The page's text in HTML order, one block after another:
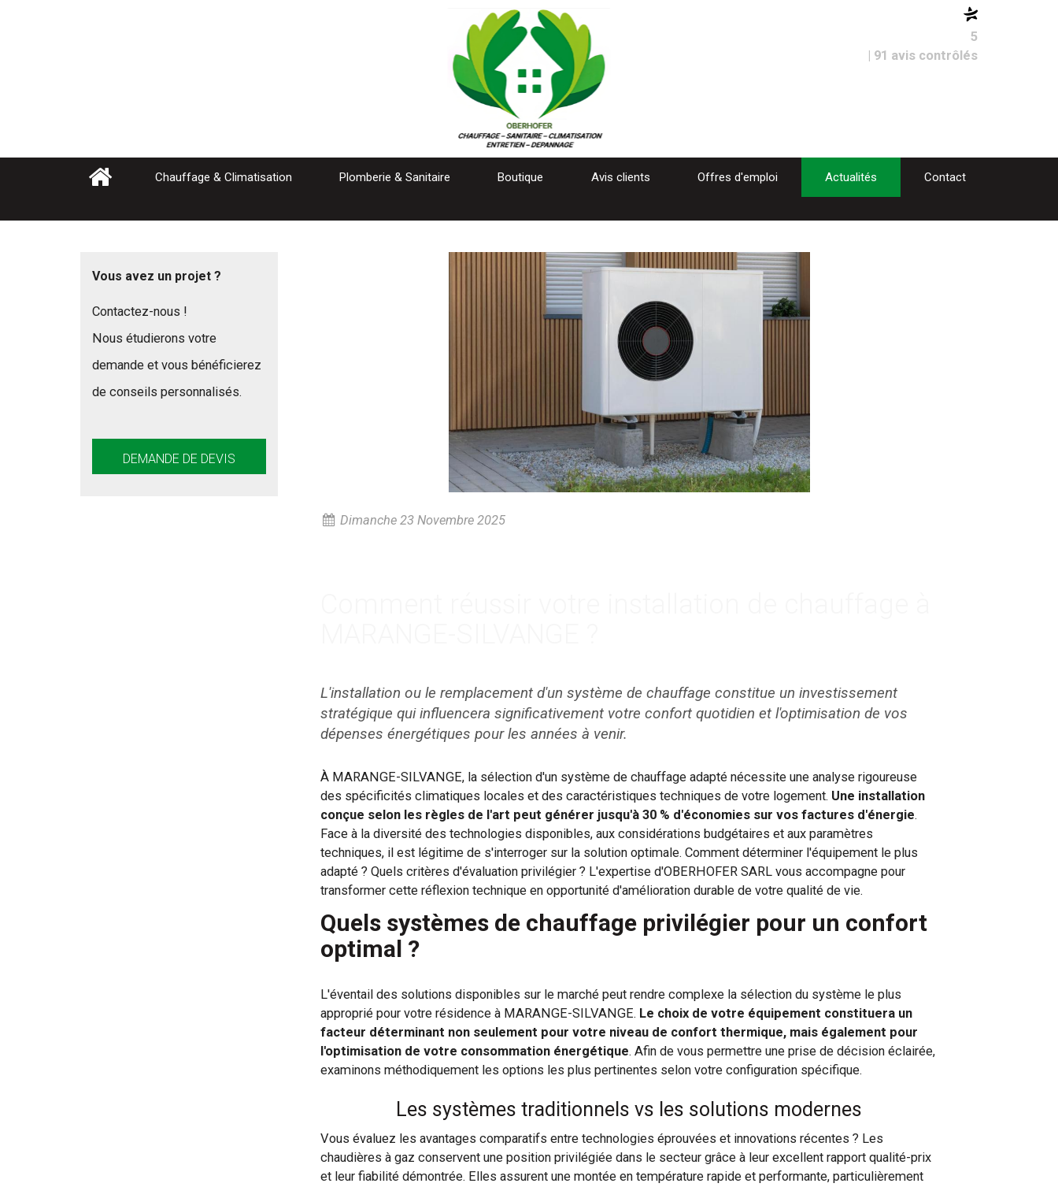
5
| 91 avis contrôlés
Chauffage & Climatisation Plomberie & Sanitaire Boutique Avis clients Offres d'emploi Actualités Contact
Vous avez un projet ?
Contactez-nous !
Nous étudierons votre
demande et vous bénéficierez
de conseils personnalisés.
DEMANDE DE DEVIS
Dimanche 23 Novembre 2025
L'installation ou le remplacement d'un système de chauffage constitue un investissement
stratégique qui influencera significativement votre confort quotidien et l'optimisation de vos
dépenses énergétiques pour les années à venir.
À MARANGE-SILVANGE, la sélection d'un système de chauffage adapté nécessite une analyse rigoureuse
des spécificités climatiques locales et des caractéristiques techniques de votre logement. Une installation
conçue selon les règles de l'art peut générer jusqu'à 30 % d'économies sur vos factures d'énergie.
Face à la diversité des technologies disponibles, aux considérations budgétaires et aux paramètres
techniques, il est légitime de s'interroger sur la solution optimale. Comment déterminer l'équipement le plus
adapté ? Quels critères d'évaluation privilégier ? L'expertise d'OBERHOFER SARL vous accompagne pour
transformer cette réflexion technique en opportunité d'amélioration durable de votre qualité de vie.
Quels systèmes de chauffage privilégier pour un confort
optimal ?
L'éventail des solutions disponibles sur le marché peut rendre complexe la sélection du système le plus
approprié pour votre résidence à MARANGE-SILVANGE. Le choix de votre équipement constituera un
facteur déterminant non seulement pour votre niveau de confort thermique, mais également pour
l'optimisation de votre consommation énergétique. Afin de vous permettre une prise de décision éclairée,
examinons méthodiquement les options les plus pertinentes selon votre configuration spécifique.
Les systèmes traditionnels vs les solutions modernes
Vous évaluez les avantages comparatifs entre technologies éprouvées et innovations récentes ? Les
chaudières à gaz conservent une position privilégiée dans le secteur grâce à leur excellent rapport qualité-prix
et leur fiabilité démontrée. Elles assurent une montée en température rapide et performante, particulièrement